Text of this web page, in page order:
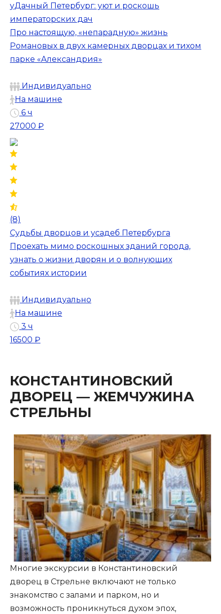
уДачный Петербург: уют и роскошь
императорских дач
Про настоящую, «непарадную» жизнь
Романовых в двух камерных дворцах и тихом
парке «Александрия»
Индивидуально
На машине
6 ч
27000 ₽
(8)
Судьбы дворцов и усадеб Петербурга
Проехать мимо роскошных зданий города,
узнать о жизни дворян и о волнующих
событиях истории
Индивидуально
На машине
3 ч
16500 ₽
КОНСТАНТИНОВСКИЙ
ДВОРЕЦ — ЖЕМЧУЖИНА
СТРЕЛЬНЫ
Многие экскурсии в Константиновский
дворец в Стрельне включают не только
знакомство с залами и парком, но и
возможность проникнуться духом эпох,